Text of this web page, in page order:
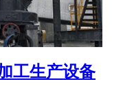
工生产设备